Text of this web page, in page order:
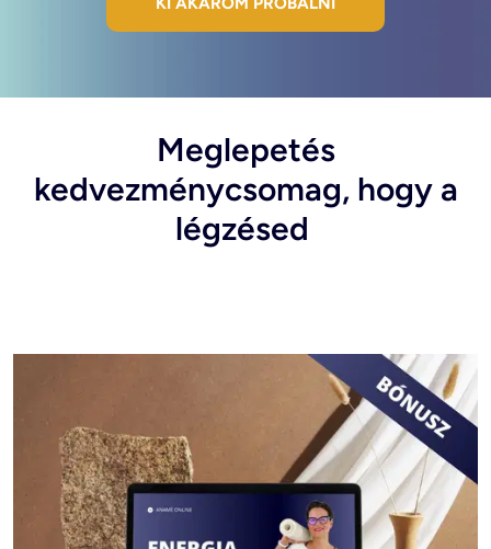
Meglepetés
kedvezménycsomag, hogy a
légzésed